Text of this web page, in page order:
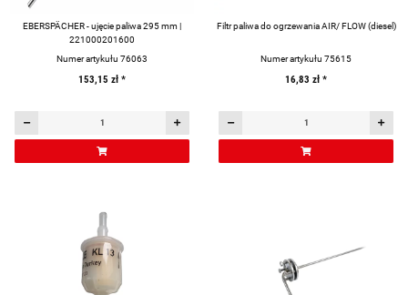
EBERSPÄCHER - ujęcie paliwa 295 mm |
221000201600
Numer artykułu 76063
153,15 zł *
Filtr paliwa do ogrzewania AIR/ FLOW (diesel)
Numer artykułu 75615
16,83 zł *